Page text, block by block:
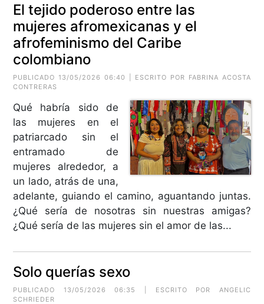
El tejido poderoso entre las
mujeres afromexicanas y el
afrofeminismo del Caribe
colombiano
PUBLICADO 13/05/2026 06:40 | ESCRITO POR FABRINA ACOSTA
CONTRERAS
Qué habría sido de
las mujeres en el
patriarcado sin el
entramado de
mujeres alrededor, a
un lado, atrás de una,
adelante, guiando el camino, aguantando juntas.
¿Qué sería de nosotras sin nuestras amigas?
¿Qué sería de las mujeres sin el amor de las...
Solo querías sexo
PUBLICADO 13/05/2026 06:35 | ESCRITO POR
ANGELIC
SCHRIEDER